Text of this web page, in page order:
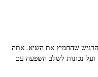
הרגיש שהחמיץ את השיא. אתה
ועל נכונות לשלב השפעה עם